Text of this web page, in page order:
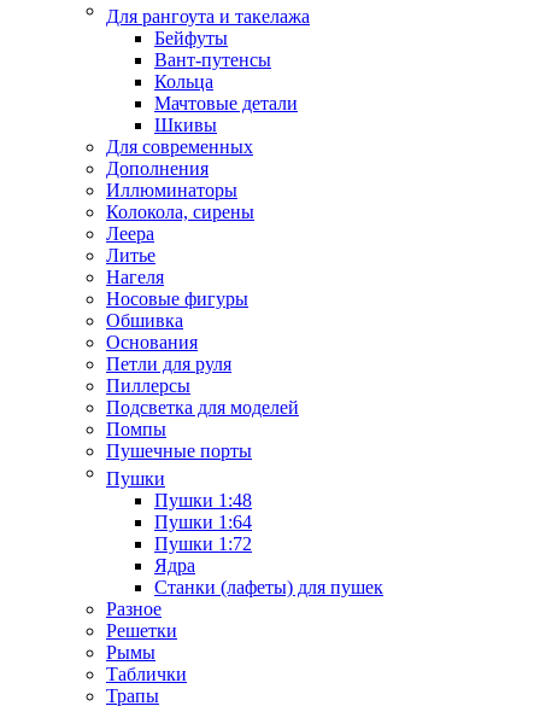
Для рангоута и такелажа
Бейфуты
Вант-путенсы
Кольца
Мачтовые детали
Шкивы
Для современных
Дополнения
Иллюминаторы
Колокола, сирены
Леера
Литье
Нагеля
Носовые фигуры
Обшивка
Основания
Петли для руля
Пиллерсы
Подсветка для моделей
Помпы
Пушечные порты
Пушки
Пушки 1:48
Пушки 1:64
Пушки 1:72
Ядра
Станки (лафеты) для пушек
Разное
Решетки
Рымы
Таблички
Трапы